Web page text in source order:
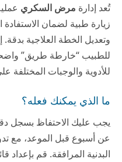
تُعد إدارة مرض السكري
زيارة طبية لضمان
وتعديل الخطة العلاجية بدقة.
للطبيب “خارطة طريق”
للأدوية والوجبات المختلفة
ما الذي يمكنك فعله؟
يجب عليك الاحتفاظ بسجل
عن أسبوع قبل الموعد، مع
البدنية المرافقة. قم بإعداد